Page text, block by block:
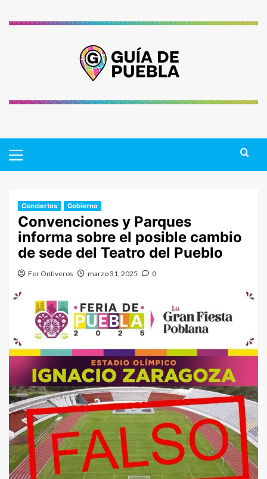
Menu
Conciertos Gobierno
Convenciones y Parques
informa sobre el posible cambio
de sede del Teatro del Pueblo
Fer Ontiveros marzo 31, 2025 0